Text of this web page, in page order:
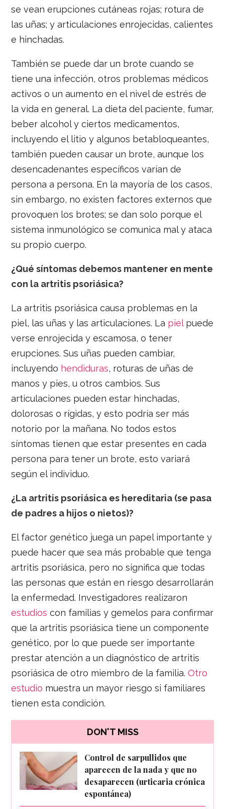
se vean erupciones cutáneas rojas; rotura de
las uñas; y articulaciones enrojecidas, calientes
e hinchadas.
También se puede dar un brote cuando se
tiene una infección, otros problemas médicos
activos o un aumento en el nivel de estrés de
la vida en general. La dieta del paciente, fumar,
beber alcohol y ciertos medicamentos,
incluyendo el litio y algunos betabloqueantes,
también pueden causar un brote, aunque los
desencadenantes específicos varían de
persona a persona. En la mayoría de los casos,
sin embargo, no existen factores externos que
provoquen los brotes; se dan solo porque el
sistema inmunológico se comunica mal y ataca
su propio cuerpo.
¿Qué síntomas debemos mantener en mente
con la artritis psoriásica?
La artritis psoriásica causa problemas en la
piel, las uñas y las articulaciones. La pielpuede
verse enrojecida y escamosa, o tener
erupciones. Sus uñas pueden cambiar,
incluyendo hendiduras, roturas de uñas de
manos y pies, u otros cambios. Sus
articulaciones pueden estar hinchadas,
dolorosas o rígidas, y esto podría ser más
notorio por la mañana. No todos estos
síntomas tienen que estar presentes en cada
persona para tener un brote, esto variará
según el individuo.
¿La artritis psoriásica es hereditaria (se pasa
de padres a hijos o nietos)?
El factor genético juega un papel importante y
puede hacer que sea más probable que tenga
artritis psoriásica, pero no significa que todas
las personas que están en riesgo desarrollarán
la enfermedad. Investigadores realizaron
estudios con familias y gemelos para confirmar
que la artritis psoriásica tiene un componente
genético, por lo que puede ser importante
prestar atención a un diagnóstico de artritis
psoriásica de otro miembro de la familia. Otro
estudio muestra un mayor riesgo si familiares
tienen esta condición.
DON'T MISS
Control de sarpullidos que
aparecen de la nada y que no
desaparecen (urticaria crónica
espontánea)